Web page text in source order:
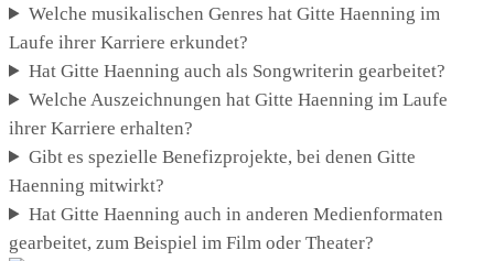
Welche musikalischen Genres hat Gitte Haenning im
Laufe ihrer Karriere erkundet?
Hat Gitte Haenning auch als Songwriterin gearbeitet?
Welche Auszeichnungen hat Gitte Haenning im Laufe
ihrer Karriere erhalten?
Gibt es spezielle Benefizprojekte, bei denen Gitte
Haenning mitwirkt?
Hat Gitte Haenning auch in anderen Medienformaten
gearbeitet, zum Beispiel im Film oder Theater?